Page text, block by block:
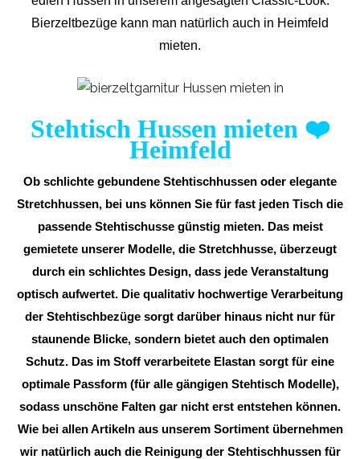
Bierzeltbezüge kann man natürlich auch in Heimfeld
mieten.
Stehtisch Hussen mieten ❤️
Heimfeld
Ob schlichte gebundene Stehtischhussen oder elegante
Stretchhussen, bei uns können Sie für fast jeden Tisch die
passende Stehtischusse günstig mieten. Das meist
gemietete unserer Modelle, die Stretchhusse, überzeugt
durch ein schlichtes Design, dass jede Veranstaltung
optisch aufwertet. Die qualitativ hochwertige Verarbeitung
der Stehtischbezüge sorgt darüber hinaus nicht nur für
staunende Blicke, sondern bietet auch den optimalen
Schutz. Das im Stoff verarbeitete Elastan sorgt für eine
optimale Passform (für alle gängigen Stehtisch Modelle),
sodass unschöne Falten gar nicht erst entstehen können.
Wie bei allen Artikeln aus unserem Sortiment übernehmen
wir natürlich auch die Reinigung der Stehtischhussen für